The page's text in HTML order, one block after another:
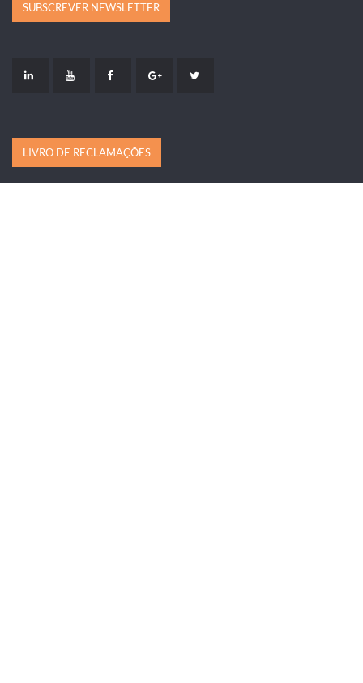
SUBSCREVER NEWSLETTER
LIVRO DE RECLAMAÇÕES